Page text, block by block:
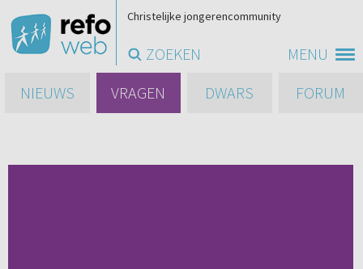
MENU
Christelijke jongerencommunity
ZOEKEN
NIEUWS
VRAGEN DWARS FORUM